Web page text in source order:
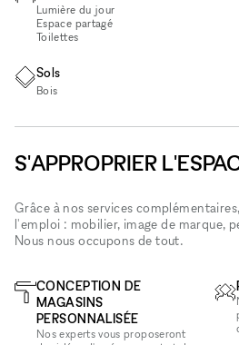
Lumière du jour
Espace partagé
Toilettes
Sols
Bois
S'APPROPRIER
Grâce à nos services
l'emploi : mobilier, image de marque,
Nous nous occupons de tout.
CONCEPTION DE
MAGASINS
PERSONNALISÉE
Nos experts vous proposeront